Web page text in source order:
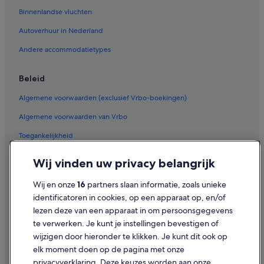
Campings en stacaravans in Nieuwer Ter Aa
Appartementen in Nieuwer Ter Aa
Van der Valk Hotels in Nieuwer Ter Aa
Van der Valk Hotels in Loenen aan de Vecht
Fletcher-Hotels in Loenen aan de Vecht
Leonardo Hotels in Loenen aan de Vecht
Van der Valk Hotels in Breukelen
Fletcher-Hotels in Breukelen
Binnenlandse vluchten
Autoverhuur in Nederland
Andere accommodatietypes
Beleid
Algemene voorwaarden (exclusief Vrbo-boekingen)
Algemene voorwaarden van Vrbo
Toegankelijkheid
Gebruiksvoorwaarden
Juridische informatie/Contact
Inhoudsrichtlijnen en inhoud rapporteren
Wij vinden uw privacy belangrijk
Wij en onze16 partners slaan informatie, zoals unieke
identificatoren in cookies, op een apparaat op, en/of
lezen deze van een apparaat in om persoonsgegevens
te verwerken. Je kunt je instellingen bevestigen of
wijzigen door hieronder te klikken. Je kunt dit ook op
elk moment doen op de pagina met onze